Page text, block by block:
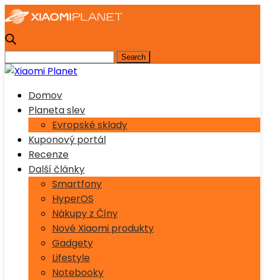
Domov
Planeta slev
Evropské sklady
Kuponový portál
Recenze
Další články
Smartfony
HyperOS
Nákupy z Číny
Nové Xiaomi produkty
Gadgety
Lifestyle
Notebooky